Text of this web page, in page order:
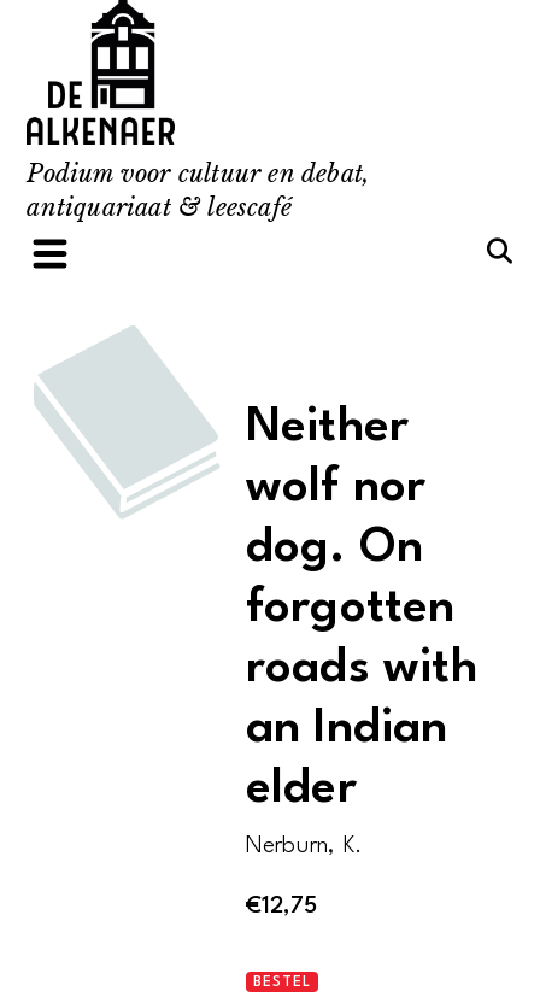
content
Podium voor cultuur en debat,
antiquariaat & leescafé
Neither
wolf nor
dog. On
forgotten
roads with
an Indian
elder
Nerburn, K.
€12,75
Neither
BESTEL